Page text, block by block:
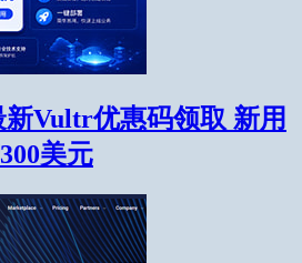
Vultr优惠码领取 新用
美元